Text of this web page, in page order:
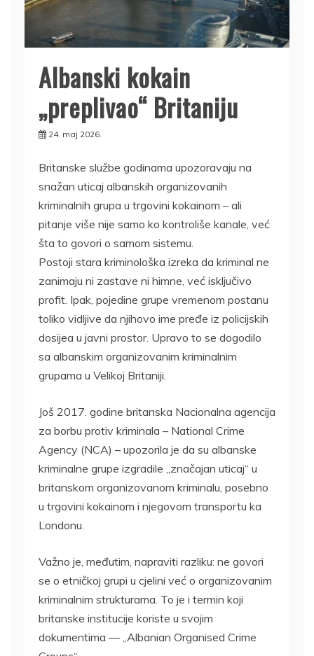
Albanski kokain
„preplivao“ Britaniju
24. maj 2026.
Britanske službe godinama upozoravaju na
snažan uticaj albanskih organizovanih
kriminalnih grupa u trgovini kokainom – ali
pitanje više nije samo ko kontroliše kanale, već
šta to govori o samom sistemu.
Postoji stara kriminološka izreka da kriminal ne
zanimaju ni zastave ni himne, već isključivo
profit. Ipak, pojedine grupe vremenom postanu
toliko vidljive da njihovo ime pređe iz policijskih
dosijea u javni prostor. Upravo to se dogodilo
sa albanskim organizovanim kriminalnim
grupama u Velikoj Britaniji.
Još 2017. godine britanska Nacionalna agencija
za borbu protiv kriminala – National Crime
Agency (NCA) – upozorila je da su albanske
kriminalne grupe izgradile „značajan uticaj“ u
britanskom organizovanom kriminalu, posebno
u trgovini kokainom i njegovom transportu ka
Londonu.
Važno je, međutim, napraviti razliku: ne govori
se o etničkoj grupi u cjelini već o organizovanim
kriminalnim strukturama. To je i termin koji
britanske institucije koriste u svojim
dokumentima — „Albanian Organised Crime